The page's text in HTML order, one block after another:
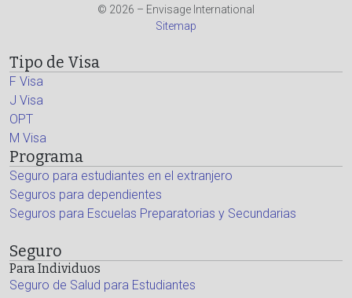
© 2026 – Envisage International
Sitemap
Tipo de Visa
F Visa
J Visa
OPT
M Visa
Programa
Seguro para estudiantes en el extranjero
Seguros para dependientes
Seguros para Escuelas Preparatorias y Secundarias
Seguro
Para Individuos
Seguro de Salud para Estudiantes